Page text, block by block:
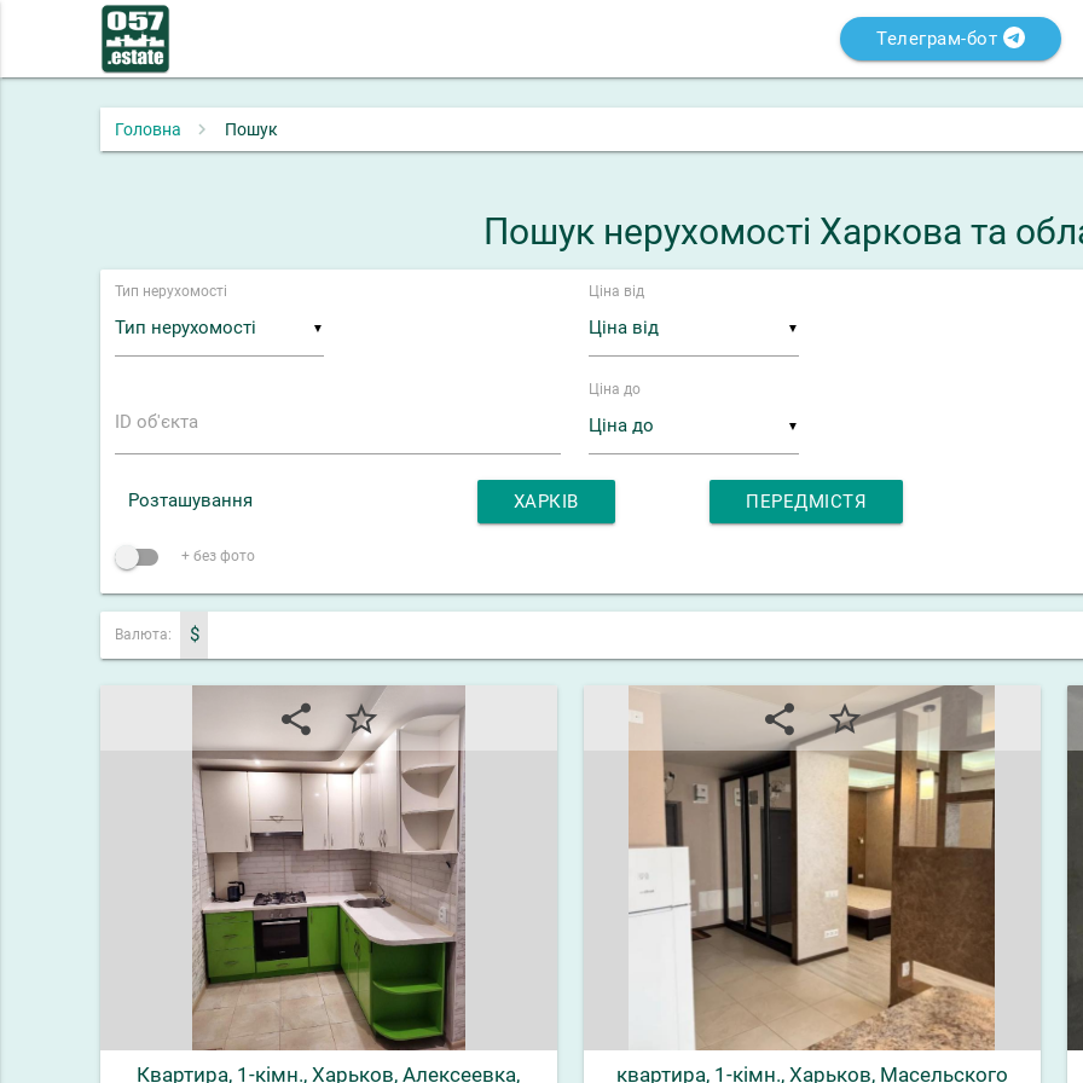
Телеграм-бот
Головна Пошук
Пошук нерухомості Харкова та
▼
Тип нерухомості
ID об'єкта
▼
Ціна від
▼
Ціна до
Розташування ХАРКІВ ПЕРЕДМІСТЯ
+ без фото
Валюта: $
share star_border
Квартира, 1-кімн., Харьков, Алексеевка,
share star_border
квартира, 1-кімн., Харьков, Масельского